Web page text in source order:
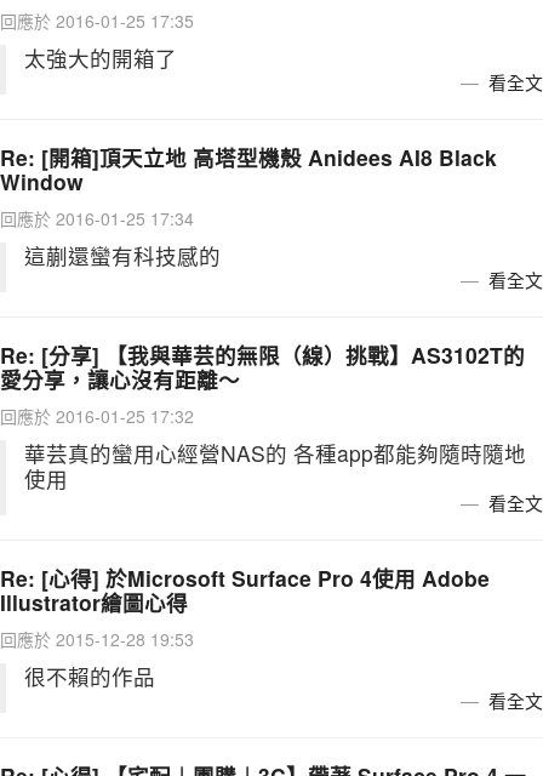
回應於 2016-01-25 17:35
太強大的開箱了
看全文
Re: [開箱]頂天立地 高塔型機殼 Anidees AI8 Black
Window
回應於 2016-01-25 17:34
這蒯還蠻有科技感的
看全文
Re: [分享] 【我與華芸的無限（線）挑戰】AS3102T的
愛分享，讓心沒有距離～
回應於 2016-01-25 17:32
華芸真的蠻用心經營NAS的 各種app都能夠隨時隨地
使用
看全文
Re: [心得] 於Microsoft Surface Pro 4使用 Adobe
Illustrator繪圖心得
回應於 2015-12-28 19:53
很不賴的作品
看全文